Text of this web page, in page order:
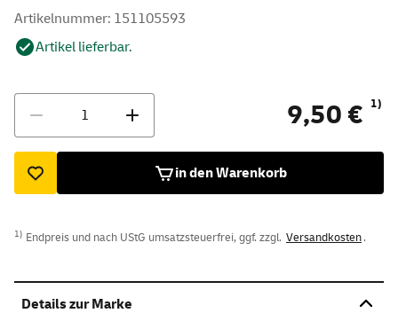
Artikelnummer: 151105593
Artikel lieferbar.
9,50 € 1)
in den Warenkorb
1) Endpreis und nach UStG umsatzsteuerfrei, ggf. zzgl. Versandkosten.
Details zur Marke